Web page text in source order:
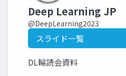
Deep Learning JP
@DeepLearning2023
スライド一覧
DL輪読会資料